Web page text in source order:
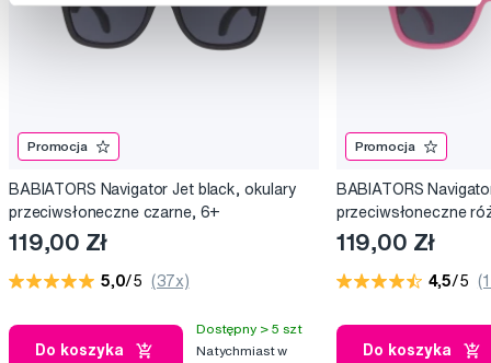
Promocja
BABIATORS Navigator Jet black, okulary
przeciwsłoneczne czarne, 6+
119,00 Zł
5,0/5 (37x)
Do koszyka
Dostępny > 5 szt
Natychmiast w
Promocja
BABIATORS
przeciwsłoneczne
119,00 Zł
4,5/5
Do koszyka